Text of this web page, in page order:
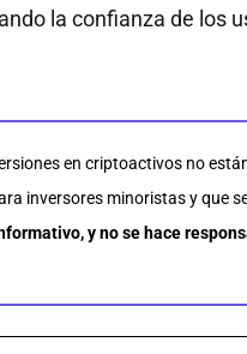
la confianza de los
en criptoactivos no
inversores minoristas y que
y no se hace